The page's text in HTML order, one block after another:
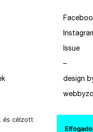
és célzott
Issue
–
design